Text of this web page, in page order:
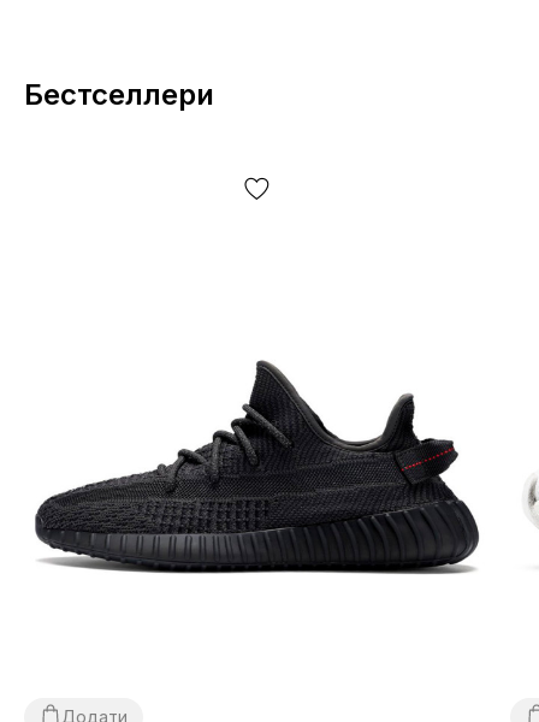
компанії «НОВА ПОШТА», жодних інших варіантів
доставки — не передбачено! Оплата здійснюється при
використання грошового переказу сплачується
*Залежно від налаштувань та якості роботи Вашого
гаджету колір товару, що зазначено на фото, може
дещо відрізнятися від реального!
Бестселлери
Додати